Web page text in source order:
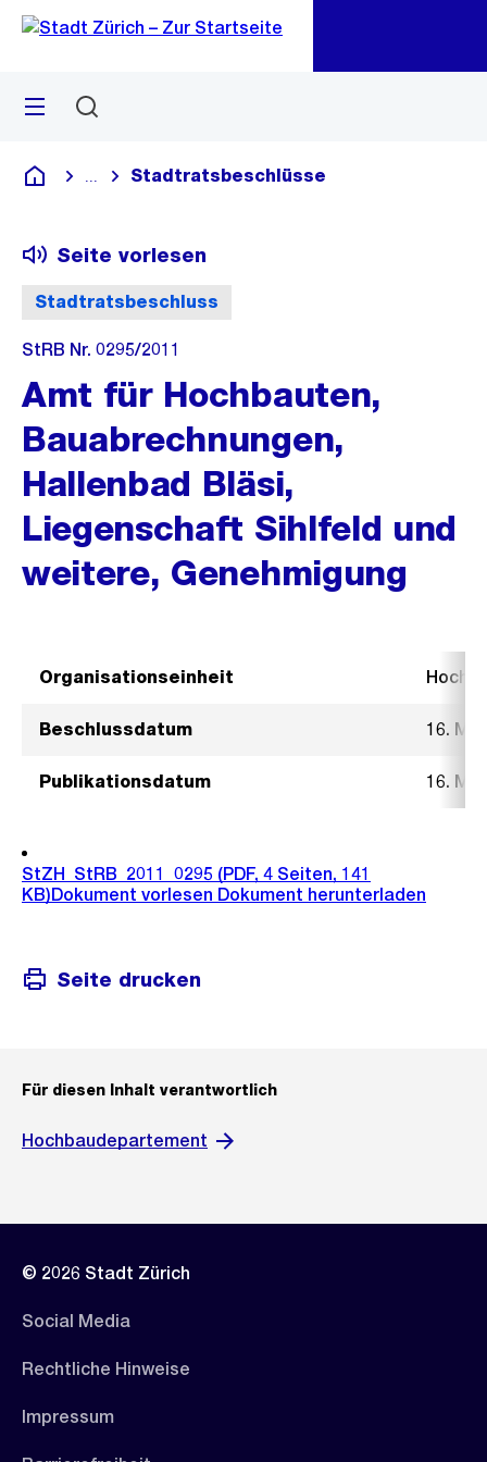
Navigation
Sprunglink
Menü
Deutsch
Blende alle Breadcrumbs ein
Stadtratsbeschlüsse
Stadtratsbeschluss
Seite vorlesen
StRB Nr. 0295/2011
Amt für Hochbauten,
Bauabrechnungen,
Hallenbad Bläsi,
Liegenschaft Sihlfeld und
weitere, Genehmigung
Organisationseinheit
Beschlussdatum 16.
Publikationsdatum 16.
StZH_StRB_2011_0295 (PDF, 4 Seiten, 141
KB)Dokument vorlesen Dokument herunterladen
Seite drucken
Für diesen Inhalt verantwortlich
Hochbaudepartement
© 2026 Stadt Zürich
Social Media
Rechtliche Hinweise
Impressum